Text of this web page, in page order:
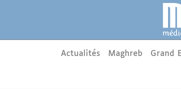
Main menu
Actualités Maghreb Grand